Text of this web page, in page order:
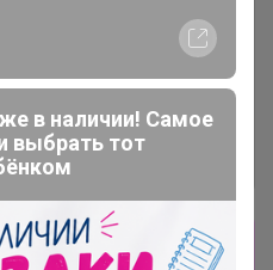
закупке
в наличии! Самое
выбрать тот